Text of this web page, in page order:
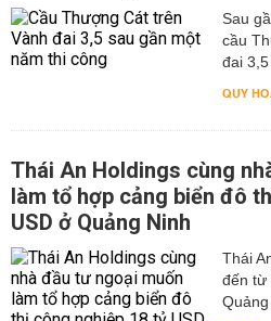
Sau
cầu
đai 3,5
QUY
Thái An Holdings cùng
làm tổ hợp cảng biển đô
USD ở Quảng Ninh
Thái
đến từ
Quảng